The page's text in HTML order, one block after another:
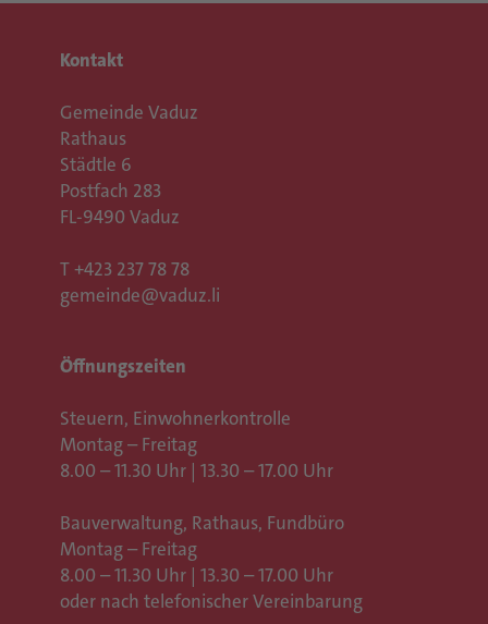
Kontakt
Gemeinde Vaduz
Rathaus
Städtle 6
Postfach 283
FL-9490 Vaduz
T +423 237 78 78
gemeinde@vaduz.li
Öffnungszeiten
Steuern, Einwohnerkontrolle
Montag – Freitag
8.00 – 11.30 Uhr | 13.30 – 17.00 Uhr
Bauverwaltung, Rathaus, Fundbüro
Montag – Freitag
8.00 – 11.30 Uhr | 13.30 – 17.00 Uhr
oder nach telefonischer Vereinbarung